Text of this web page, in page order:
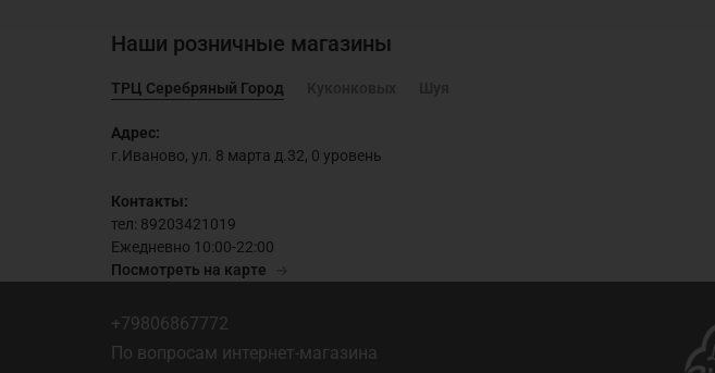
Наши розничные магазины
ТРЦ Серебряный Город
Адрес:
г.Иваново, ул. 8 марта д.32, 0 уровень
Контакты:
тел: 89203421019
Ежедневно 10:00-22:00
Посмотреть на карте
+79806867772
По вопросам интернет-магазина